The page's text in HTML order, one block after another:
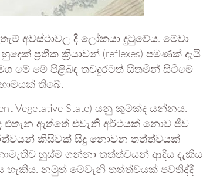
අවස්ථාවල දී ලෝකයා දුටුවේය. මේවා
ප්‍රතීක ක්‍රියාවන් (reflexes) පමණක් දැයි
මේ මේ පිළිබඳ තවදුරටත් සිතමින් සිටීමේ
තිබේ.
Vegetative State) යනු කුමක්ද යන්නය.
එතැන ඇත්තේ එවැනි අර්ථයක් නොව ජීව
කිසිවක් සිදු නොවන තත්ත්වයක්
හුස්ම ගන්නා තත්ත්වයන් ආදිය දැකිය
හැකිය. නමුත් මෙවැනි තත්ත්වයක් පවතිද්දී